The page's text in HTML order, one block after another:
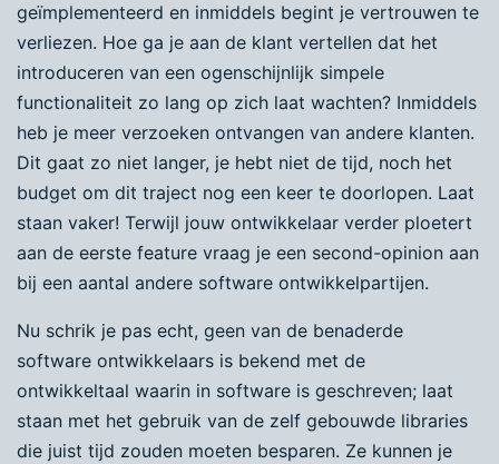
geïmplementeerd en inmiddels begint je vertrouwen te
verliezen. Hoe ga je aan de klant vertellen dat het
introduceren van een ogenschijnlijk simpele
functionaliteit zo lang op zich laat wachten? Inmiddels
heb je meer verzoeken ontvangen van andere klanten.
Dit gaat zo niet langer, je hebt niet de tijd, noch het
budget om dit traject nog een keer te doorlopen. Laat
staan vaker! Terwijl jouw ontwikkelaar verder ploetert
aan de eerste feature vraag je een second-opinion aan
bij een aantal andere software ontwikkelpartijen.
Nu schrik je pas echt, geen van de benaderde
software ontwikkelaars is bekend met de
ontwikkeltaal waarin in software is geschreven; laat
staan met het gebruik van de zelf gebouwde libraries
die juist tijd zouden moeten besparen. Ze kunnen je